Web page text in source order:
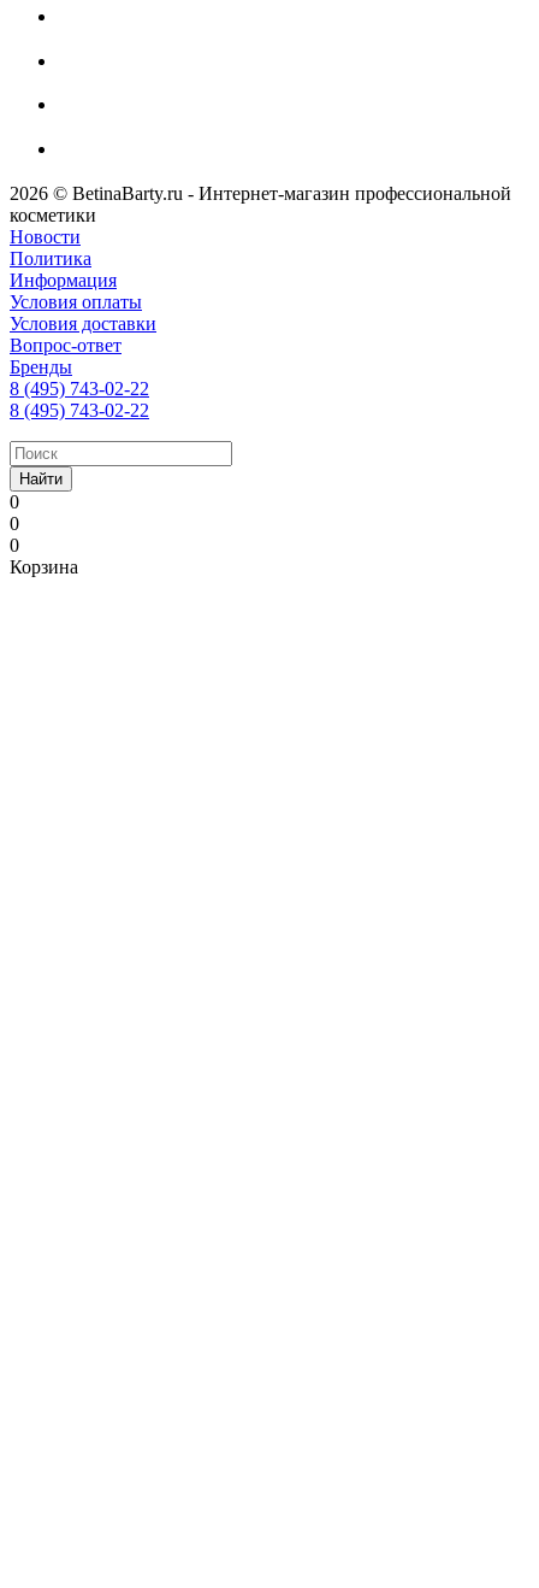
2026 © BetinaBarty.ru - Интернет-магазин профессиональной
косметики
Новости
Политика
Информация
Условия оплаты
Условия доставки
Вопрос-ответ
Бренды
8 (495) 743-02-22
8 (495) 743-02-22
Найти
0
0
0
Корзина